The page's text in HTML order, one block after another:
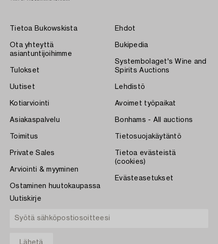
Tietoa Bukowskista
Ota yhteyttä
asiantuntijoihimme
Tulokset
Uutiset
Kotiarviointi
Asiakaspalvelu
Toimitus
Private Sales
Arviointi & myyminen
Ostaminen huutokaupassa
Ehdot
Bukipedia
Systembolaget's Wine and
Spirits Auctions
Lehdistö
Avoimet työpaikat
Bonhams - All auctions
Tietosuojakäytäntö
Tietoa evästeistä
(cookies)
Evästeasetukset
Uutiskirje